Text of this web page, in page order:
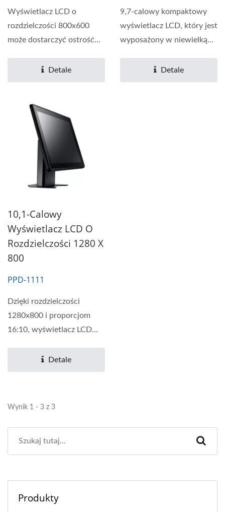
Wyświetlacz LCD o
rozdzielczości 800x600
może dostarczyć ostrość
Detale
9,7-calowy kompaktowy
wyświetlacz LCD, który jest
wyposażony w niewielką
Detale
10,1-Calowy
Wyświetlacz LCD O
Rozdzielczości 1280 X
800
PPD-1111
Dzięki rozdzielczości
1280x800 i proporcjom
16:10, wyświetlacz LCD
Detale
Wynik 1 - 3 z 3
Produkty